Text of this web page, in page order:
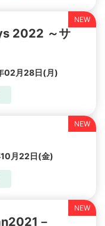
2022 ～サ
02月28日(月)
月22日(金)
－